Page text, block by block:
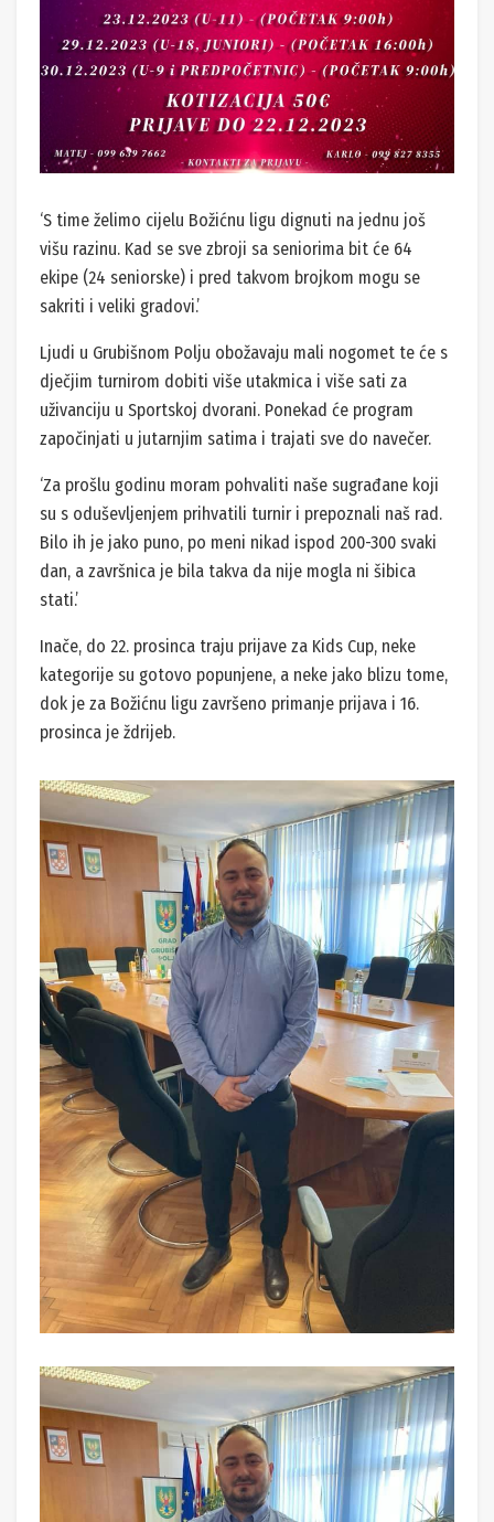
‘S time želimo cijelu Božićnu ligu dignuti na jednu još
višu razinu. Kad se sve zbroji sa seniorima bit će 64
ekipe (24 seniorske) i pred takvom brojkom mogu se
sakriti i veliki gradovi.’
Ljudi u Grubišnom Polju obožavaju mali nogomet te će s
dječjim turnirom dobiti više utakmica i više sati za
uživanciju u Sportskoj dvorani. Ponekad će program
započinjati u jutarnjim satima i trajati sve do navečer.
‘Za prošlu godinu moram pohvaliti naše sugrađane koji
su s oduševljenjem prihvatili turnir i prepoznali naš rad.
Bilo ih je jako puno, po meni nikad ispod 200-300 svaki
dan, a završnica je bila takva da nije mogla ni šibica
stati.’
Inače, do 22. prosinca traju prijave za Kids Cup, neke
kategorije su gotovo popunjene, a neke jako blizu tome,
dok je za Božićnu ligu završeno primanje prijava i 16.
prosinca je ždrijeb.